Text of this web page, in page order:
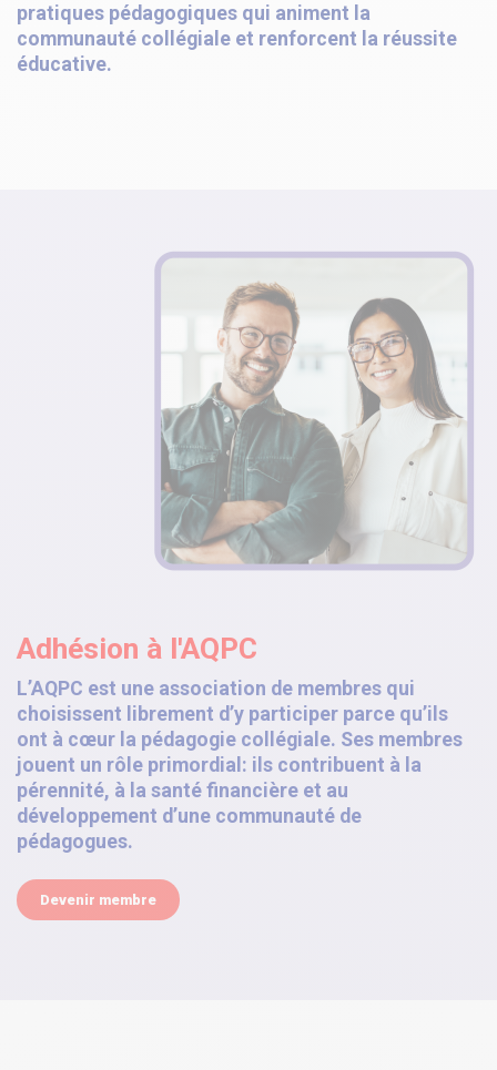
pratiques pédagogiques qui animent la
communauté collégiale et renforcent la réussite
éducative.
Adhésion à l'AQPC
L’AQPC est une association de membres qui
choisissent librement d’y participer parce qu’ils
ont à cœur la pédagogie collégiale. Ses membres
jouent un rôle primordial: ils contribuent à la
pérennité, à la santé financière et au
développement d’une communauté de
pédagogues.
Devenir membre